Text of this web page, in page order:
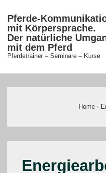
Zum
Inhalt
Pferde-
mit Körpersprache.
Der natürliche
mit dem Pferd
Pferdetrainer – Seminare – Kurse
Home ›